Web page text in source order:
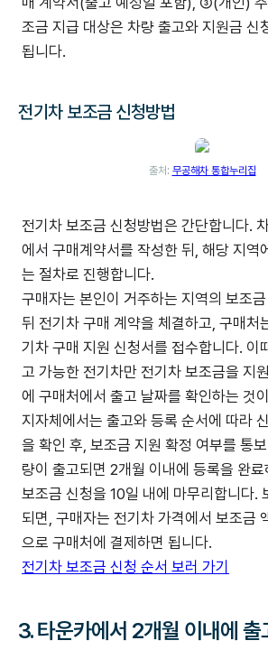
조금 지급 대상은 차량 출고와 지원금 신
됩니다.
전기차 보조금 신청방법
출처: 무공해차 통합누리집
전기차 보조금 신청방법은 간단합니다.
에서 구매계약서를 작성한 뒤, 해당 지역
는 절차로 진행합니다.
구매자는 본인이 거주하는 지역의 보조
뒤 전기차 구매 계약을 체결하고, 구매처
기차 구매 지원 신청서를 접수합니다. 이
고 가능한 전기차만 전기차 보조금을 지
에 구매처에서 출고 날짜를 확인하는 것
지자체에서는 출고와 등록 순서에 따라
을 확인 후, 보조금 지원 확정 여부를 통
량이 출고되면 2개월 이내에 등록을 완료
보조금 신청을 10일 내에 마무리합니다.
되면, 구매자는 전기차 가격에서 보조금
으로 구매처에 결제하면 됩니다.
전기차 보조금 신청 순서 보러 가기
3. 타운카에서 2개월 이내에 출